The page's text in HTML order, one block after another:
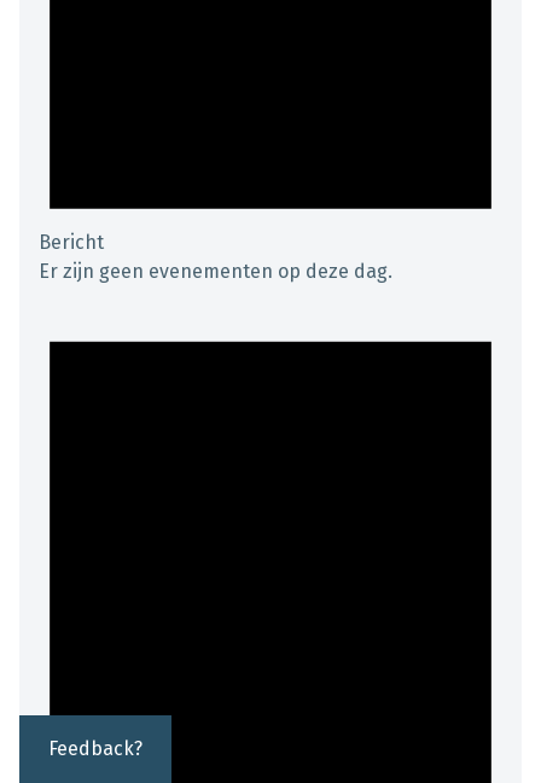
Bericht
Er zijn geen evenementen op deze dag.
Feedback?